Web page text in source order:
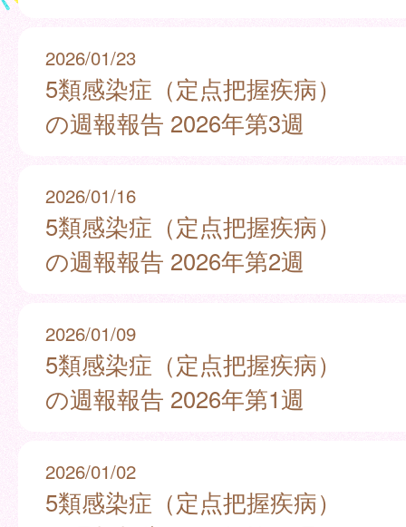
2026/01/23
5類感染症（定点把握疾病）
の週報報告 2026年第3週
2026/01/16
5類感染症（定点把握疾病）
の週報報告 2026年第2週
2026/01/09
5類感染症（定点把握疾病）
の週報報告 2026年第1週
2026/01/02
5類感染症（定点把握疾病）